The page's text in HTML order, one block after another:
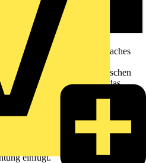
ist ein schlankes und einfaches
Temperaturregelung
mit einer minimalistischen
aufgeräumte, lediglich auf das
aufweist. Das Gerät ist mit
die die aktuelle
es dem Benutzer, die
Auf-/Ab-Tastsensoren
für alle, die einen minimalistischen
wenig Platz einnimmt und sich
einfügt.